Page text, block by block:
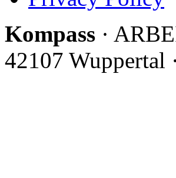
Kompass ·
42107 Wuppertal